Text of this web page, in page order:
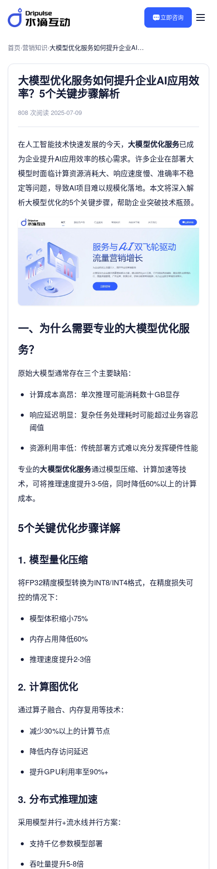
立即咨询
首页›营销知识› 大模型优化服务如何提升企业AI应用效率？5个关键步骤解析
大模型优化服务如何提升企业AI应用效
率？5个关键步骤解析
808 次阅读 2025-07-09
在人工智能技术快速发展的今天， 大模型优化服务已成
为企业提升AI应用效率的核心需求。许多企业在部署大
模型时面临计算资源消耗大、响应速度慢、准确率不稳
定等问题，导致AI项目难以规模化落地。本文将深入解
析大模型优化的5个关键步骤，帮助企业突破技术瓶颈。
一、为什么需要专业的大模型优化服
务？
原始大模型通常存在三个主要缺陷：
计算成本高昂：单次推理可能消耗数十GB显存
响应延迟明显：复杂任务处理耗时可能超过业务容忍
阈值
资源利用率低：传统部署方式难以充分发挥硬件性能
专业的大模型优化服务通过模型压缩、计算加速等技
术，可将推理速度提升3-5倍，同时降低60%以上的计算
成本。
5个关键优化步骤详解
1. 模型量化压缩
将FP32精度模型转换为INT8/INT4格式，在精度损失可
控的情况下：
模型体积缩小75%
内存占用降低60%
推理速度提升2-3倍
2. 计算图优化
通过算子融合、内存复用等技术：
减少30%以上的计算节点
降低内存访问延迟
提升GPU利用率至90%+
3. 分布式推理加速
采用模型并行+流水线并行方案：
支持千亿参数模型部署
吞吐量提升5-8倍